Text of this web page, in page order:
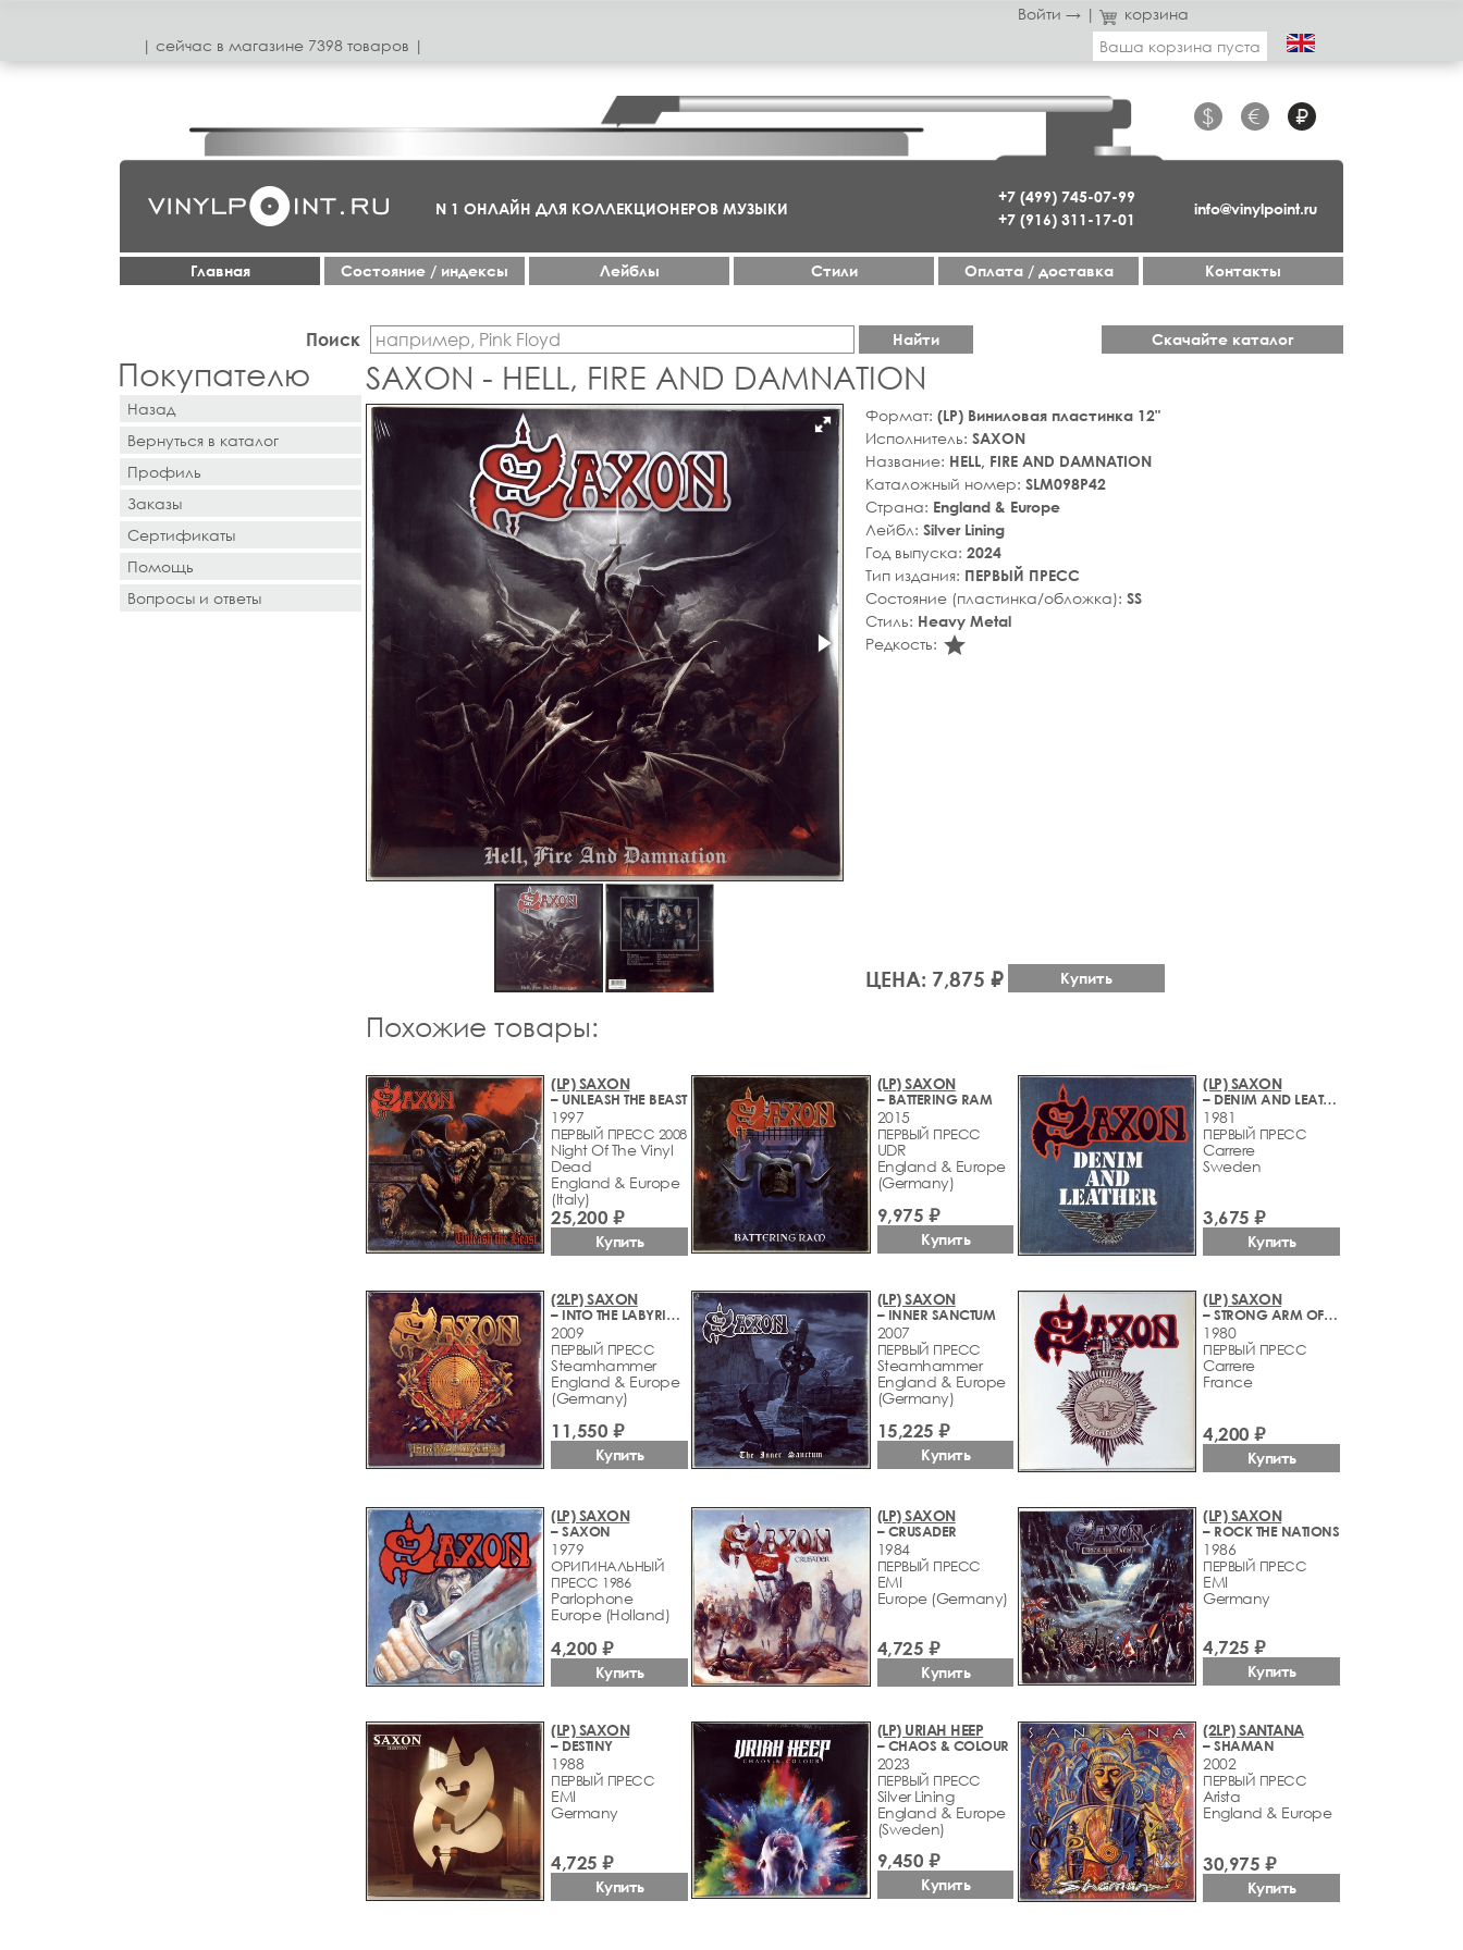
Войти → |
корзина
| сeйчас в магазинe 7398 товаров |
Ваша корзина пуста
+7 (499) 745-07-99
+7 (916) 311-17-01
$ € ₽
info@vinylpoint.ru
N 1 ОНЛАЙН ДЛЯ КОЛЛЕКЦИОНЕРОВ МУЗЫКИ
Главная Cостояние / индексы Лейблы Стили Оплата / доставка Контакты
Поиск Найти Скачайте каталог
Покупателю
Назад
Вернуться в каталог
Профиль
Заказы
Сертификаты
Помощь
Вопросы и ответы
SAXON - HELL, FIRE AND DAMNATION
Формат: (LP) Виниловая пластинка 12"
Исполнитель: SAXON
Название: HELL, FIRE AND DAMNATION
Каталожный номер: SLM098P42
Страна: England & Europe
Лейбл: Silver Lining
Год выпуска: 2024
Тип издания: ПЕРВЫЙ ПРЕСС
Состояние (пластинка/обложка): SS
Стиль: Heavy Metal
Редкость: star_rate
ЦЕНА: 7,875 ₽ Купить
Похожие товары:
(LP) SAXON
– UNLEASH THE BEAST
1997
ПЕРВЫЙ ПРЕСС 2008
Night Of The Vinyl
Dead
England & Europe
(Italy)
25,200 ₽
Купить
(LP) SAXON
– BATTERING RAM
2015
ПЕРВЫЙ ПРЕСС
UDR
England & Europe
(Germany)
9,975 ₽
Купить
(LP) SAXON
– DENIM AND LEATHER
1981
ПЕРВЫЙ ПРЕСС
Carrere
Sweden
3,675 ₽
Купить
(2LP) SAXON
– INTO THE LABYRINTH
2009
ПЕРВЫЙ ПРЕСС
Steamhammer
England & Europe
(Germany)
11,550 ₽
Купить
(LP) SAXON
– INNER SANCTUM
2007
ПЕРВЫЙ ПРЕСС
Steamhammer
England & Europe
(Germany)
15,225 ₽
Купить
(LP) SAXON
– STRONG ARM OF THE LAW
1980
ПЕРВЫЙ ПРЕСС
Carrere
France
4,200 ₽
Купить
(LP) SAXON
– SAXON
1979
ОРИГИНАЛЬНЫЙ
ПРЕСС 1986
Parlophone
Europe (Holland)
4,200 ₽
Купить
(LP) SAXON
– CRUSADER
1984
ПЕРВЫЙ ПРЕСС
EMI
Europe (Germany)
4,725 ₽
Купить
(LP) SAXON
– ROCK THE NATIONS
1986
ПЕРВЫЙ ПРЕСС
EMI
Germany
4,725 ₽
Купить
(LP) SAXON
– DESTINY
1988
ПЕРВЫЙ ПРЕСС
EMI
Germany
4,725 ₽
Купить
(LP) URIAH HEEP
– CHAOS & COLOUR
2023
ПЕРВЫЙ ПРЕСС
Silver Lining
England & Europe
(Sweden)
9,450 ₽
Купить
(2LP) SANTANA
– SHAMAN
2002
ПЕРВЫЙ ПРЕСС
Arista
England & Europe
30,975 ₽
Купить